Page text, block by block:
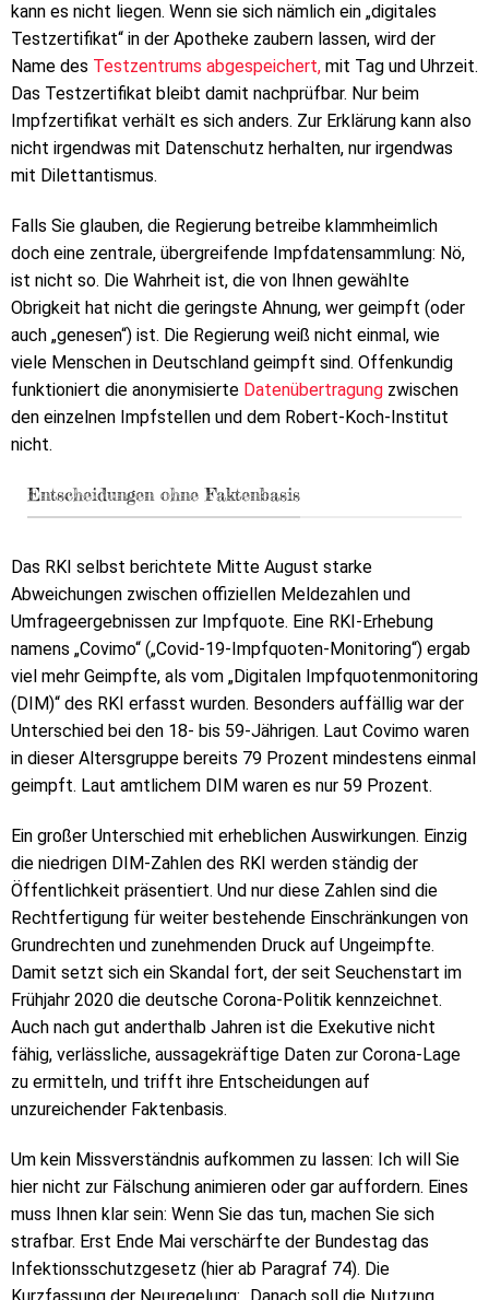
kann es nicht liegen. Wenn sie sich nämlich ein „digitales
Testzertifikat“ in der Apotheke zaubern lassen, wird der
Name des Testzentrums abgespeichert, mit Tag und Uhrzeit.
Das Testzertifikat bleibt damit nachprüfbar. Nur beim
Impfzertifikat verhält es sich anders. Zur Erklärung kann also
nicht irgendwas mit Datenschutz herhalten, nur irgendwas
mit Dilettantismus.
Falls Sie glauben, die Regierung betreibe klammheimlich
doch eine zentrale, übergreifende Impfdatensammlung: Nö,
ist nicht so. Die Wahrheit ist, die von Ihnen gewählte
Obrigkeit hat nicht die geringste Ahnung, wer geimpft (oder
auch „genesen“) ist. Die Regierung weiß nicht einmal, wie
viele Menschen in Deutschland geimpft sind. Offenkundig
funktioniert die anonymisierte Datenübertragung zwischen
den einzelnen Impfstellen und dem Robert-Koch-Institut
nicht.
Entscheidungen ohne Faktenbasis
Das RKI selbst berichtete Mitte August starke
Abweichungen zwischen offiziellen Meldezahlen und
Umfrageergebnissen zur Impfquote. Eine RKI-Erhebung
namens „Covimo“ („Covid-19-Impfquoten-Monitoring“) ergab
viel mehr Geimpfte, als vom „Digitalen Impfquotenmonitoring
(DIM)“ des RKI erfasst wurden. Besonders auffällig war der
Unterschied bei den 18- bis 59-Jährigen. Laut Covimo waren
in dieser Altersgruppe bereits 79 Prozent mindestens einmal
geimpft. Laut amtlichem DIM waren es nur 59 Prozent.
Ein großer Unterschied mit erheblichen Auswirkungen. Einzig
die niedrigen DIM-Zahlen des RKI werden ständig der
Öffentlichkeit präsentiert. Und nur diese Zahlen sind die
Rechtfertigung für weiter bestehende Einschränkungen von
Grundrechten und zunehmenden Druck auf Ungeimpfte.
Damit setzt sich ein Skandal fort, der seit Seuchenstart im
Frühjahr 2020 die deutsche Corona-Politik kennzeichnet.
Auch nach gut anderthalb Jahren ist die Exekutive nicht
fähig, verlässliche, aussagekräftige Daten zur Corona-Lage
zu ermitteln, und trifft ihre Entscheidungen auf
unzureichender Faktenbasis.
Um kein Missverständnis aufkommen zu lassen: Ich will Sie
hier nicht zur Fälschung animieren oder gar auffordern. Eines
muss Ihnen klar sein: Wenn Sie das tun, machen Sie sich
strafbar. Erst Ende Mai verschärfte der Bundestag das
Infektionsschutzgesetz (hier ab Paragraf 74). Die